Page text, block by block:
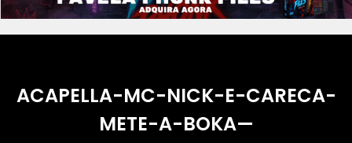
ACAPELLA-MC-NICK-E-CARECA-
METE-A-BOKA—